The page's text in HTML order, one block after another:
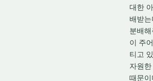
대한
배받
분배
이 주
티고
자원
때문